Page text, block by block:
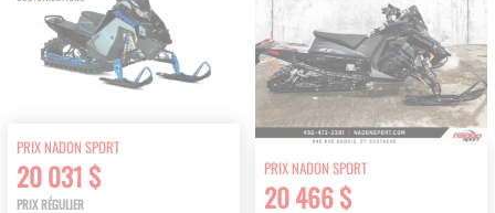
PRIX NADON SPORT
20 031 $
PRIX RÉGULIER
PRIX NADON SPORT
20 466 $